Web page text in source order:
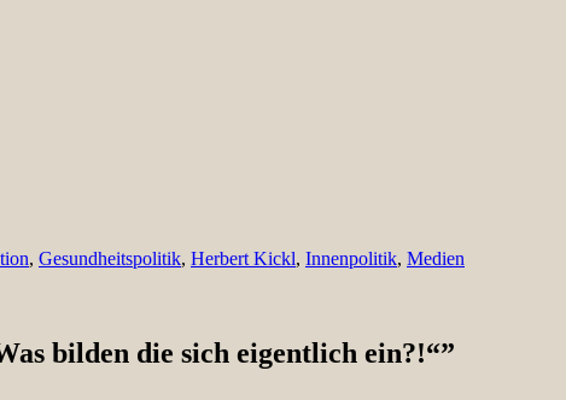
, Gesundheitspolitik, Herbert Kickl, Innenpolitik, Medien
bilden die sich eigentlich ein?!“”